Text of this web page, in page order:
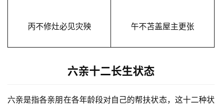
丙不修灶必见灾殃 午不苫盖屋主更张
六亲十二长生状态
六亲是指各亲朋在各年龄段对自己的帮扶状态，这十二种状